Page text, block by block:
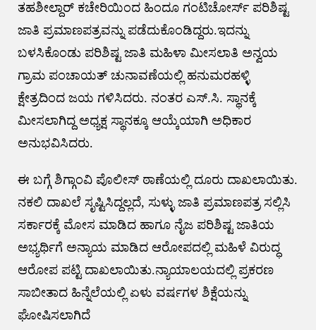
ತಹಶೀಲ್ದಾರ್ ಕಚೇರಿಯಿಂದ ಹಿಂದೂ ಗಂಟಿಚೋರ್ಸ್‌ ಪರಿಶಿಷ್ಟ
ಜಾತಿ ಪ್ರಮಾಣಪತ್ರವನ್ನು ಪಡೆದುಕೊಂಡಿದ್ದರು.ಇದನ್ನು
ಬಳಸಿಕೊಂಡು ಪರಿಶಿಷ್ಟ ಜಾತಿ ಮಹಿಳಾ ಮೀಸಲಾತಿ ಅನ್ವಯ
ಗ್ರಾಮ ಪಂಚಾಯತ್‌ ಚುನಾವಣೆಯಲ್ಲಿ ಹನುಮರಹಳ್ಳಿ
ಕ್ಷೇತ್ರದಿಂದ ಜಯ ಗಳಿಸಿದರು. ನಂತರ ಎಸ್‌.ಸಿ. ಸ್ಥಾನಕ್ಕೆ
ಮೀಸಲಾಗಿದ್ದ ಅಧ್ಯಕ್ಷ ಸ್ಥಾನಕ್ಕೂ ಆಯ್ಕೆಯಾಗಿ ಅಧಿಕಾರ
ಅನುಭವಿಸಿದರು.
ಈ ಬಗ್ಗೆ ಶಿಗ್ಗಾಂವಿ ಪೊಲೀಸ್ ಠಾಣೆಯಲ್ಲಿ ದೂರು ದಾಖಲಾಯಿತು.
ನಕಲಿ ದಾಖಲೆ ಸೃಷ್ಟಿಸಿದ್ದಲ್ಲದೆ, ಸುಳ್ಳು ಜಾತಿ ಪ್ರಮಾಣಪತ್ರ ಸಲ್ಲಿಸಿ
ಸರ್ಕಾರಕ್ಕೆ ಮೋಸ ಮಾಡಿದ ಹಾಗೂ ನೈಜ ಪರಿಶಿಷ್ಟ ಜಾತಿಯ
ಅಭ್ಯರ್ಥಿಗೆ ಅನ್ಯಾಯ ಮಾಡಿದ ಆರೋಪದಲ್ಲಿ ಮಹಿಳೆ ವಿರುದ್ಧ
ಆರೋಪ ಪಟ್ಟಿ ದಾಖಲಾಯಿತು.ನ್ಯಾಯಾಲಯದಲ್ಲಿ ಪ್ರಕರಣ
ಸಾಬೀತಾದ ಹಿನ್ನೆಲೆಯಲ್ಲಿ ಏಳು ವರ್ಷಗಳ ಶಿಕ್ಷೆಯನ್ನು
ಘೋಷಿಸಲಾಗಿದೆ